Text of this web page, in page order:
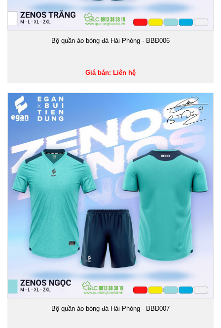
Bộ quần áo bóng đá Hải Phòng - BBĐ006
Giá bán: Liên hệ
Bộ quần áo bóng đá Hải Phòng - BBĐ007